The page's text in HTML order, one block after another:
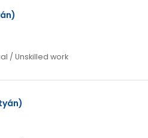
/ Unskilled work